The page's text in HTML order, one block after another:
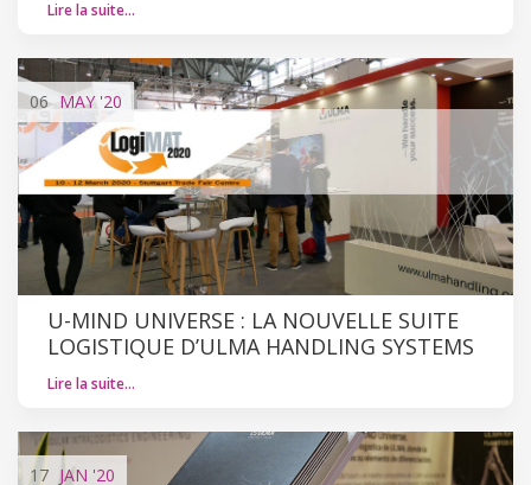
Lire la suite…
06 MAY'20
U-MIND UNIVERSE : LA NOUVELLE SUITE
LOGISTIQUE D’ULMA HANDLING SYSTEMS
Lire la suite…
17 JAN '20